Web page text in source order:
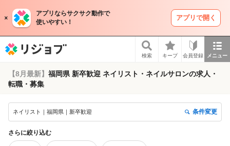
アプリならサクサク動作で
使いやすい！
アプリで開く
検索 キープ 会員登録 メニュー
【8月最新】 福岡県 新卒歓迎 ネイリスト・ネイルサロンの求人・
転職・募集
ネイリスト｜福岡県｜新卒歓迎 条件変更
さらに絞り込む